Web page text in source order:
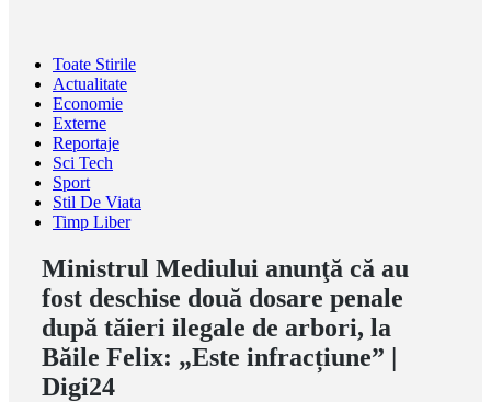
Toate Stirile
Actualitate
Economie
Externe
Reportaje
Sci Tech
Sport
Stil De Viata
Timp Liber
Ministrul Mediului anunţă că au
fost deschise două dosare penale
după tăieri ilegale de arbori, la
Băile Felix: „Este infracțiune” |
Digi24